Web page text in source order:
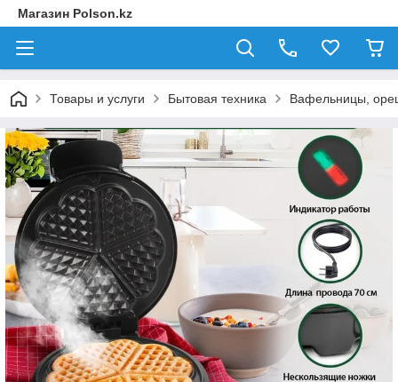
Магазин Polson.kz
Товары и услуги Бытовая техника Вафельницы,